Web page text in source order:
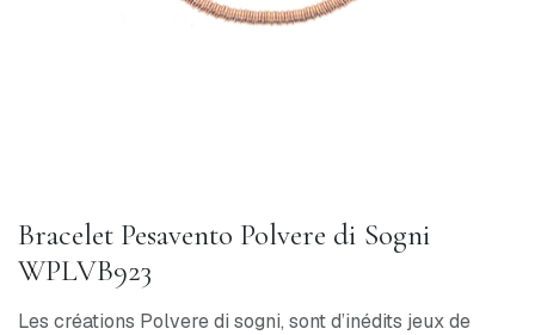
Bracelet Pesavento Polvere di Sogni
WPLVB923
Les créations Polvere di sogni, sont d’inédits jeux de